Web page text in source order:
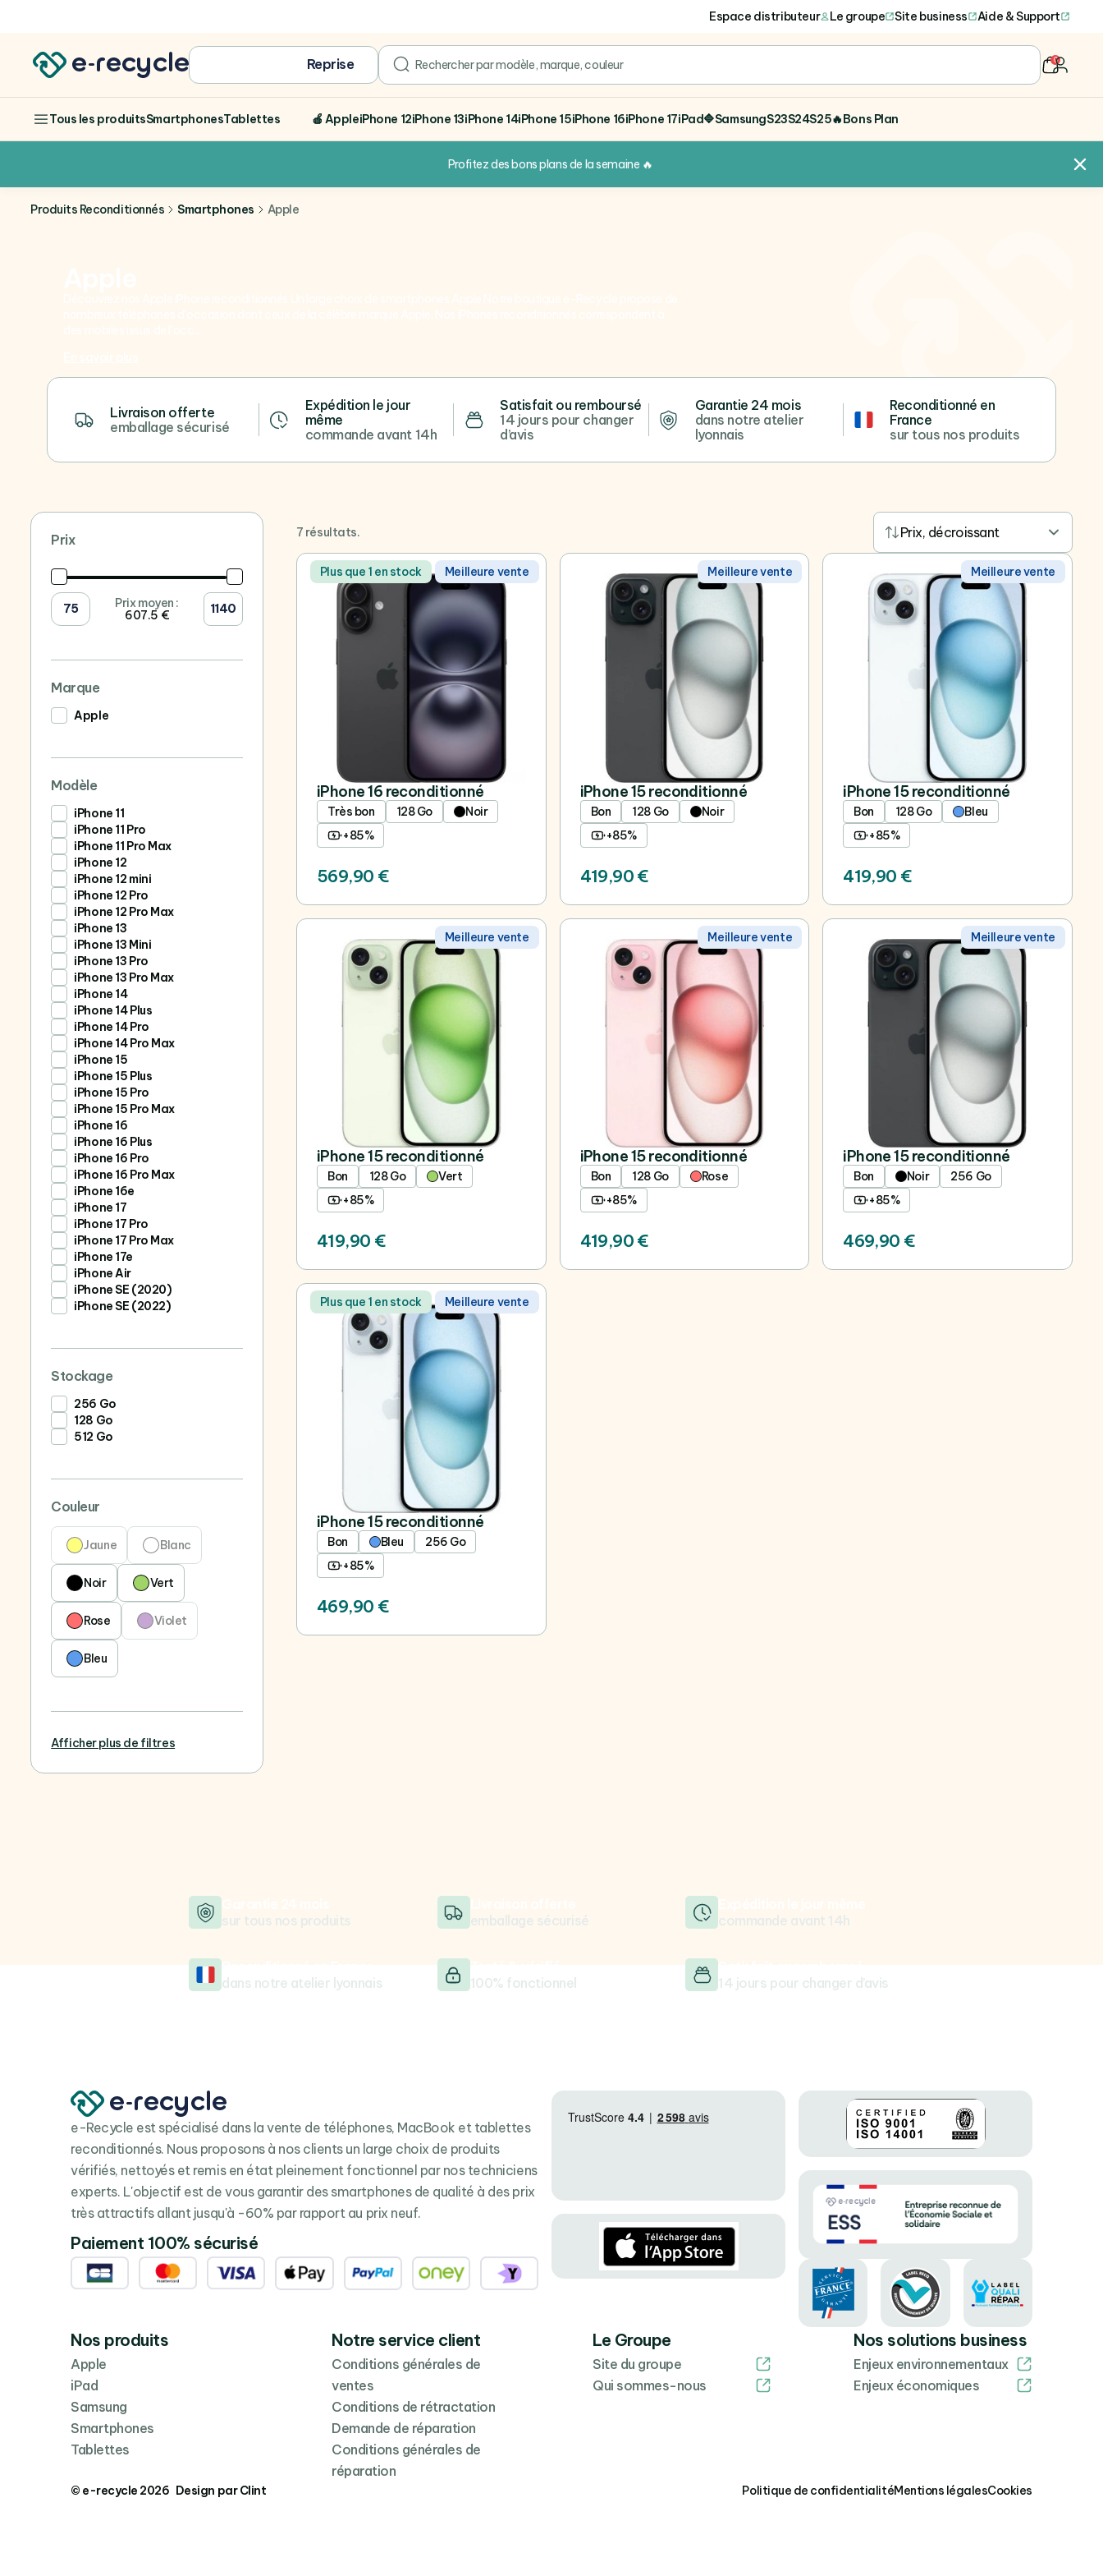
Espace distributeur Le groupe Site business Aide & Support
Reprise
search
0
user
Tous les produitsSmartphonesTablettes 🍎 AppleiPhone 12iPhone 13iPhone 14iPhone 15iPhone 16iPhone 17iPad🔷SamsungS23S24S25🔥Bons Plan
Profitez des bons plans de la semaine 🔥
Produits Reconditionnés Smartphones Apple
Livraison offerte
emballage sécurisé
Expédition le jour
même
commande avant 14h
Satisfait ou remboursé
14 jours pour changer
d’avis
Garantie 24 mois
dans notre atelier
lyonnais
Reconditionné en
France
sur tous nos produits
Prix
Prix moyen :
607.5 €
Marque
Apple
Modèle
iPhone 11
iPhone 11 Pro
iPhone 11 Pro Max
iPhone 12
iPhone 12 mini
iPhone 12 Pro
iPhone 12 Pro Max
iPhone 13
iPhone 13 Mini
iPhone 13 Pro
iPhone 13 Pro Max
iPhone 14
iPhone 14 Plus
iPhone 14 Pro
iPhone 14 Pro Max
iPhone 15
iPhone 15 Plus
iPhone 15 Pro
iPhone 15 Pro Max
iPhone 16
iPhone 16 Plus
iPhone 16 Pro
iPhone 16 Pro Max
iPhone 16e
iPhone 17
iPhone 17 Pro
iPhone 17 Pro Max
iPhone 17e
iPhone Air
iPhone SE (2020)
iPhone SE (2022)
Stockage
256 Go
128 Go
512 Go
Couleur
Jaune Blanc
Noir Vert
Rose Violet
Bleu
Afficher plus de filtres
7 résultats. Prix, décroissant
Plus que 1 en stock Meilleure vente
iPhone 16 reconditionné
128 Go
Très bon
Noir
+85%
569,90 €
Meilleure vente
iPhone 15 reconditionné
128 Go
Bon
Noir
+85%
419,90 €
Meilleure vente
iPhone 15 reconditionné
128 Go
Bon
Bleu
+85%
419,90 €
Meilleure vente
iPhone 15 reconditionné
128 Go
Bon
Vert
+85%
419,90 €
Meilleure vente
iPhone 15 reconditionné
128 Go
Bon
Rose
+85%
419,90 €
Meilleure vente
iPhone 15 reconditionné
Bon Noir
256 Go
+85%
469,90 €
Plus que 1 en stock Meilleure vente
iPhone 15 reconditionné
Bon Bleu
256 Go
+85%
469,90 €
sur tous nos produits
emballage sécurisé
commande avant 14h
dans notre atelier lyonnais
100% fonctionnel
14 jours pour changer d’avis
e-Recycle est spécialisé dans la vente de téléphones, MacBook et tablettes
reconditionnés. Nous proposons à nos clients un large choix de produits
vérifiés, nettoyés et remis en état pleinement fonctionnel par nos techniciens
experts. L'objectif est de vous garantir des smartphones de qualité à des prix
très attractifs allant jusqu'à -60% par rapport au prix neuf.
Paiement 100% sécurisé
Nos produits
Apple
iPad
Samsung
Smartphones
Tablettes
Notre service client
Conditions générales de
ventes
Conditions de rétractation
Demande de réparation
Conditions générales de
réparation
Le Groupe
Site du groupe
Qui sommes-nous
Nos solutions business
Enjeux environnementaux
Enjeux économiques
© e-recycle 2026 Design par Clint Politique de confidentialitéMentions légalesCookies